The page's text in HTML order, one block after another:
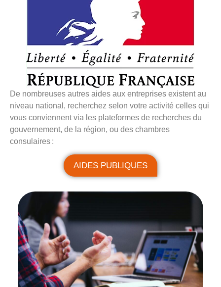
De nombreuses autres aides aux entreprises existent au
niveau national, recherchez selon votre activité celles qui
vous conviennent via les plateformes de recherches du
gouvernement, de la région, ou des chambres
consulaires :
AIDES PUBLIQUES